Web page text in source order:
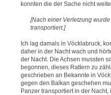
konnten die der Sache nicht
[Nach einer Verletzung
transportiert.]
Ich lag damals in Vöcklabruck,
daher in der Nacht wach und
der Nacht. Die Achsen mussten
begonnen, dieses Rattern zu
geschrieben an Bekannte in
gegen den Balkan geschehen
Panzer transportiert in der